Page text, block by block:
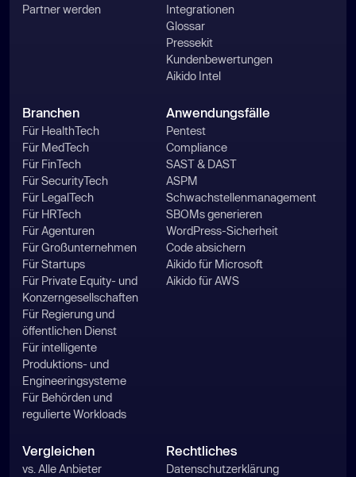
Partner werden
Integrationen
Glossar
Pressekit
Kundenbewertungen
Aikido Intel
Branchen
Für HealthTech
Für MedTech
Für FinTech
Für SecurityTech
Für LegalTech
Für HRTech
Für Agenturen
Für Großunternehmen
Für Startups
Für Private Equity- und
Konzerngesellschaften
Für Regierung und
öffentlichen Dienst
Für intelligente
Produktions- und
Engineeringsysteme
Für Behörden und
regulierte Workloads
Anwendungsfälle
Pentest
Compliance
SAST & DAST
ASPM
Schwachstellenmanagement
SBOMs generieren
WordPress-Sicherheit
Code absichern
Aikido für Microsoft
Aikido für AWS
Vergleichen
vs. Alle Anbieter
Rechtliches
Datenschutzerklärung